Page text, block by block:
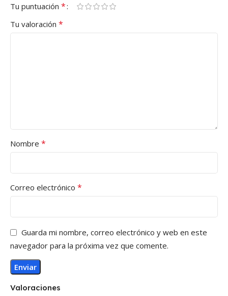
Valoraciones
Tu puntuación *
Tu valoración *
Nombre *
Correo electrónico *
Guarda mi nombre, correo electrónico y web en este
navegador para la próxima vez que comente.